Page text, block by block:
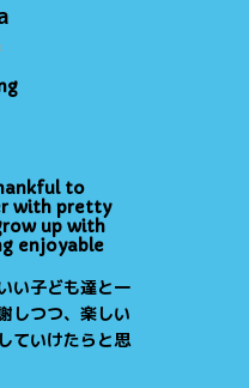
to
with pretty
up with
enjoyable
い子ども達と一
しつつ、楽しい
ていけたらと思